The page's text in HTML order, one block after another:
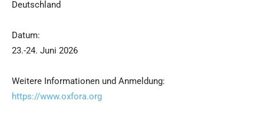
Deutschland
Datum:
23.-24. Juni 2026
Weitere Informationen und Anmeldung:
https://www.oxfora.org